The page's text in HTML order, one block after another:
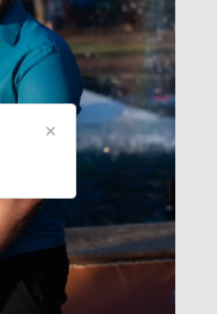
✕